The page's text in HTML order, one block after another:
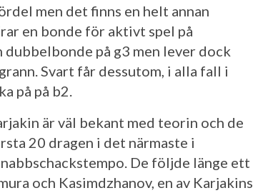
men det finns en helt annan
en bonde för aktivt spel på
på g3 men lever dock
Svart får dessutom, i alla fall i
på på b2.
är väl bekant med teorin och de
20 dragen i det närmaste i
De följde länge ett
och Kasimdzhanov, en av Karjakins